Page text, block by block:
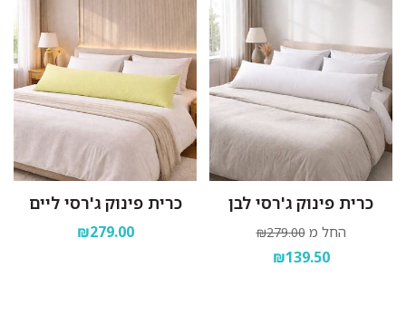
כרית פינוק ג'רסי לבן
החל מ ₪279.00
₪139.50
כרית פינוק ג'רסי ליים
₪279.00